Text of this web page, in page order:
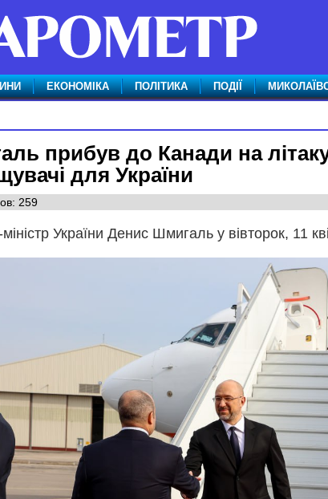
ЕКОНОМІКА ПОЛІТИКА ПОДІЇ
прибув до Канади на
для України
259
України Денис Шмигаль у вівторок, 11